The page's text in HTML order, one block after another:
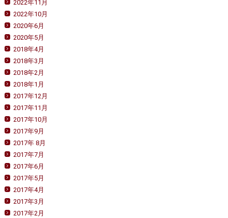
2022年11月
2022年10月
2020年6月
2020年5月
2018年4月
2018年3月
2018年2月
2018年1月
2017年12月
2017年11月
2017年10月
2017年9月
2017年 8月
2017年7月
2017年6月
2017年5月
2017年4月
2017年3月
2017年2月